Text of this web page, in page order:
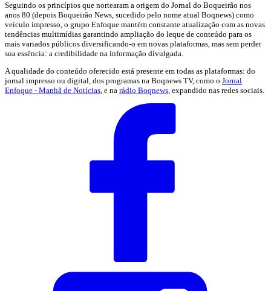
Seguindo os princípios que nortearam a origem do Jornal do Boqueirão nos
anos 80 (depois Boqueirão News, sucedido pelo nome atual Boqnews) como
veículo impresso, o grupo Enfoque mantém constante atualização com as novas
tendências multimídias garantindo ampliação do leque de conteúdo para os
mais variados públicos diversificando-o em novas plataformas, mas sem perder
sua essência: a credibilidade na informação divulgada.
A qualidade do conteúdo oferecido está presente em todas as plataformas: do
jornal impresso ou digital, dos programas na Boqnews TV, como o Jornal
Enfoque - Manhã de Notícias, e na rádio Boqnews, expandido nas redes sociais.